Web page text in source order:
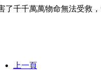
千萬萬物命無法受救
上一頁